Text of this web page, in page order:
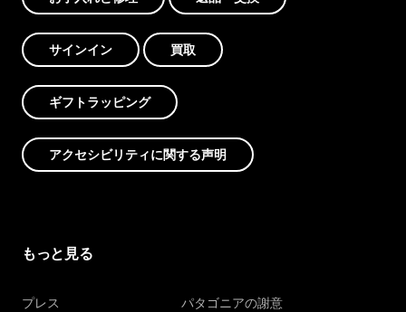
サインイン 買取
ギフトラッピング
アクセシビリティに関する声明
もっと見る
プレス パタゴニアの謝意